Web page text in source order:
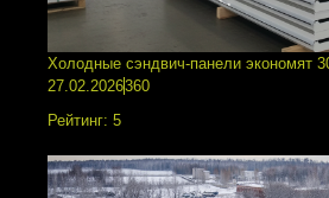
Холодные сэндвич-панели экономят
27.02.2026360
Рейтинг: 5